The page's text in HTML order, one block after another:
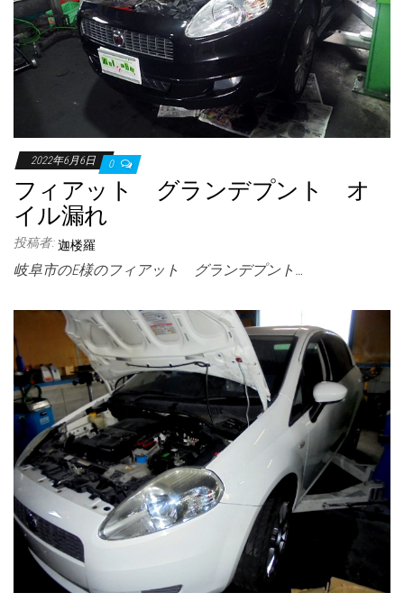
2022年6月6日 0
フィアット グランデプント オ
イル漏れ
投稿者: 迦楼羅
岐阜市のE様のフィアット グランデプント…